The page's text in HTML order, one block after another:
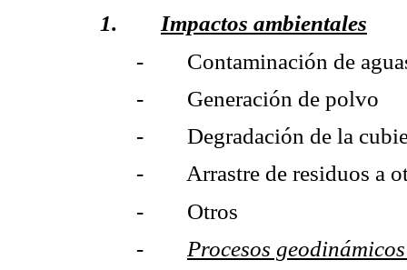
1. Impactos ambientales
- Contaminación de
- Generación de polvo
- Degradación de la
- Arrastre de residuos a
- Otros
- Procesos